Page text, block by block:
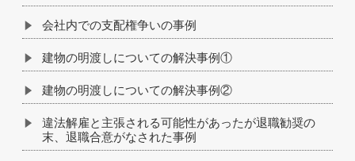
会社内での支配権争いの事例
建物の明渡しについての解決事例①
建物の明渡しについての解決事例②
違法解雇と主張される可能性があったが退職勧奨の
末、退職合意がなされた事例